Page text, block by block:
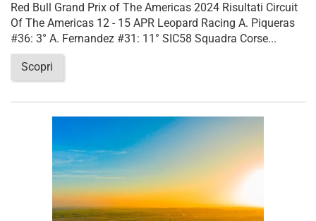
Red Bull Grand Prix of The Americas 2024 Risultati Circuit
Of The Americas 12 - 15 APR Leopard Racing A. Piqueras
#36: 3° A. Fernandez #31: 11° SIC58 Squadra Corse...
Scopri